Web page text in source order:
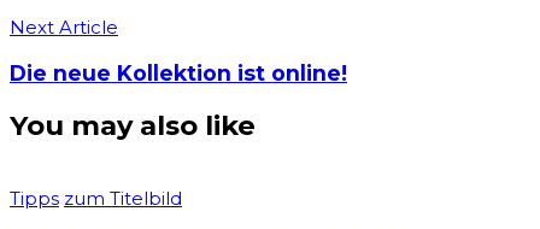
Next Article
Die neue Kollektion ist online!
You may also like
Tipps zum Titelbild